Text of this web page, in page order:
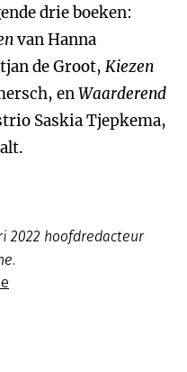
drie boeken:
van Hanna
de Groot, Kiezen
enWaarderend
Saskia Tjepkema,
2022 hoofdredacteur